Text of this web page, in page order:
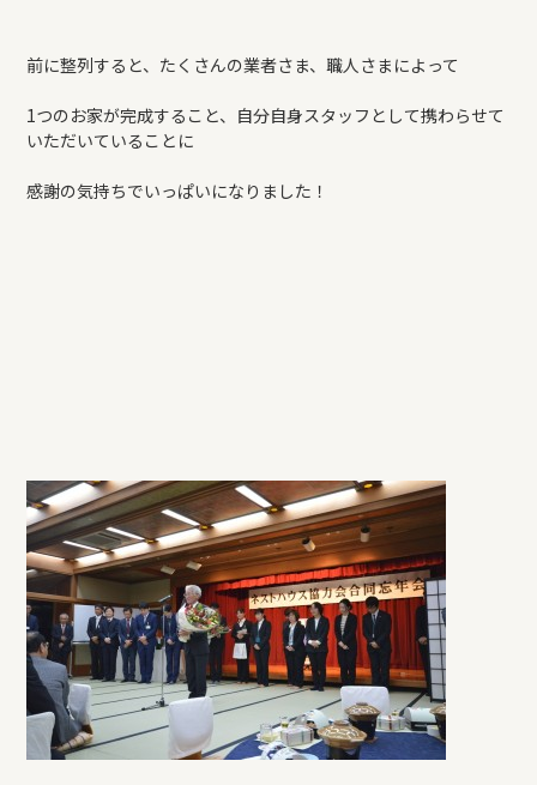
前に整列すると、たくさんの業者さま、職人さまによって
1つのお家が完成すること、自分自身スタッフとして携わらせて
いただいていることに
感謝の気持ちでいっぱいになりました！